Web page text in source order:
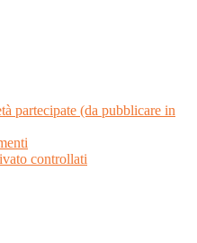
partecipate (da pubblicare in
controllati